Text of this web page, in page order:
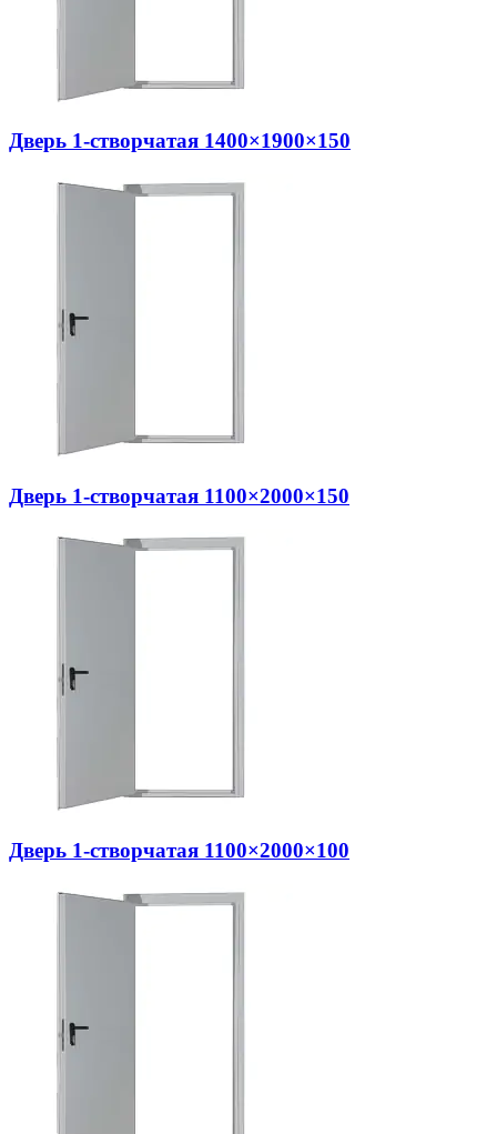
Дверь 1-створчатая 1400×1900×150
Дверь 1-створчатая 1100×2000×150
Дверь 1-створчатая 1100×2000×100